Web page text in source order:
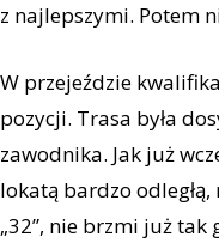
z najlepszymi. Potem
W przejeździe
pozycji. Trasa była
zawodnika. Jak już
lokatą bardzo
„32”, nie brzmi już